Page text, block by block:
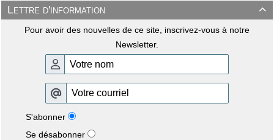

Lettre d'information
Pour avoir des nouvelles de ce site, inscrivez-vous à notre
Newsletter.
S'abonner
Se désabonner